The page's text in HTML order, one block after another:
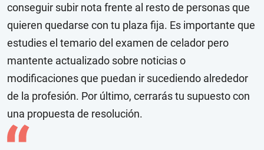
conseguir subir nota frente al resto de personas que
quieren quedarse con tu plaza fija. Es importante que
estudies el temario del examen de celador pero
mantente actualizado sobre noticias o
modificaciones que puedan ir sucediendo alrededor
de la profesión. Por último, cerrarás tu supuesto con
una propuesta de resolución.